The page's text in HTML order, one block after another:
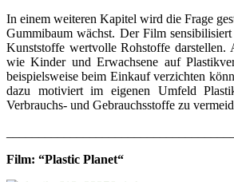
In einem weiteren Kapitel wird die Frage
Gummibaum wächst. Der Film
Kunststoffe wertvolle Rohstoffe darstellen.
wie Kinder und Erwachsene auf
beispielsweise beim Einkauf verzichten
dazu motiviert im eigenen Umfeld
Verbrauchs- und Gebrauchsstoffe zu
Film: “Plastic Planet“